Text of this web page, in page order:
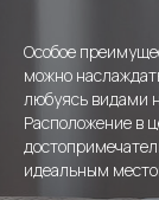
Особое
можно
любуясь видами
Расположение в
идеальным